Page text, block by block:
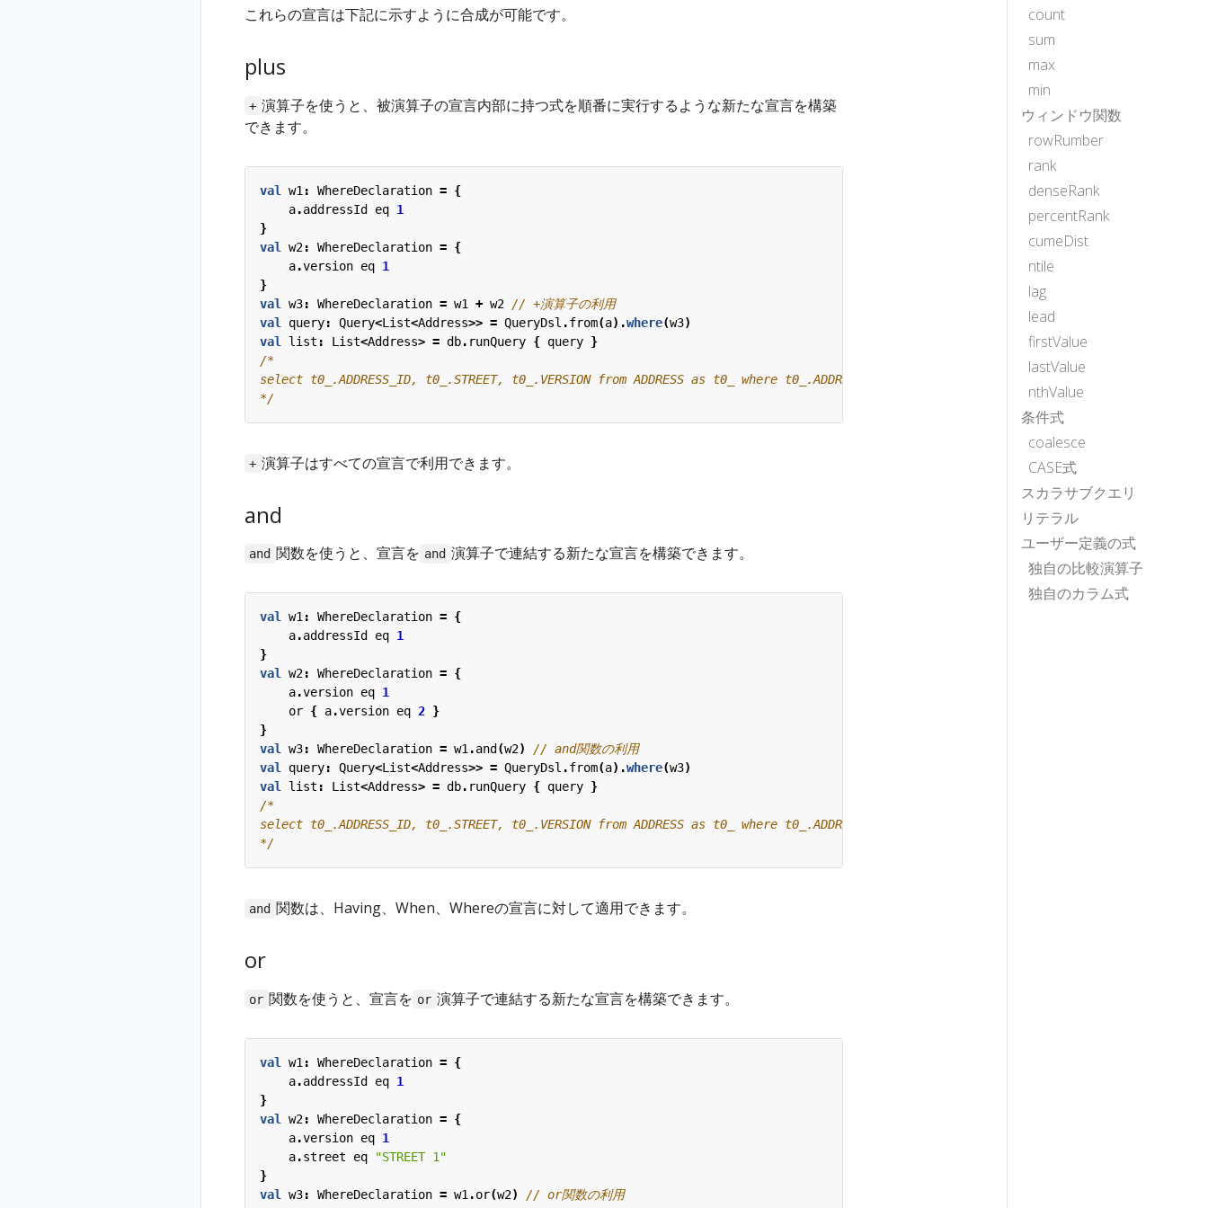
count
sum
max
min
ウィンドウ関数
rowRumber
rank
denseRank
percentRank
cumeDist
ntile
lag
lead
firstValue
lastValue
nthValue
条件式
coalesce
CASE式
スカラサブクエリ
リテラル
ユーザー定義の式
独自の比較演算子
独自のカラム式
これらの宣言は下記に示すように合成が可能です。
plus
+ 演算子を使うと、被演算子の宣言内部に持つ式を順番に実行するような新たな宣言を構築
できます。
val w1 : WhereDeclaration = {
a.addressId eq 1
}
val
w2: WhereDeclaration = {
a.version eq 1
}
val
w3: WhereDeclaration = w1 + w2
val
query: Query<List<Address>> = QueryDsl .from(a).where(w3)
val
list : List<Address> = db. runQuery { query }
*/
+ 演算子はすべての宣言で利用できます。
and
and 関数を使うと、宣言を and 演算子で連結する新たな宣言を構築できます。
val w1 : WhereDeclaration = {
a.addressId eq 1
}
val
w2: WhereDeclaration = {
a.version eq 1
or { a.version eq 2 }
}
val
w3: WhereDeclaration = w1 .and (w2)
val
query: Query<List<Address>> = QueryDsl .from(a).where(w3)
val
list : List<Address> = db. runQuery { query }
*/
and 関数は、Having、When、Whereの宣言に対して適用できます。
or
or 関数を使うと、宣言を or 演算子で連結する新たな宣言を構築できます。
val w1 : WhereDeclaration = {
a.addressId eq 1
}
val
w2: WhereDeclaration = {
a.version eq 1
a.street eq
"STREET 1"
}
val
w3: WhereDeclaration = w1 .or(w2)